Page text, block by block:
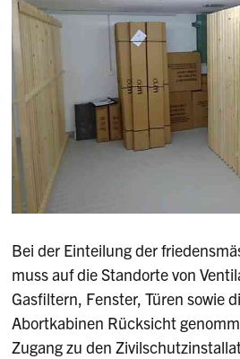
Bei der Einteilung der
muss auf die Standorte von
Gasfiltern, Fenster, Türen sowie
Abortkabinen Rücksicht
Zugang zu den